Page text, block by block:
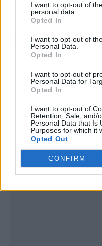
I want to opt-out of
personal data.
Opted In
I want to opt-out of
Personal Data.
Opted In
I want to opt-out of
Personal Data for
Opted In
I want to opt-out of
Retention, Sale, and/
Personal Data that Is
Purposes for which it
Opted Out
CONFIRM
Toy Story 5 ya está
disponible en Disney+:
Woody, Buzz y los
nuevos juguetes